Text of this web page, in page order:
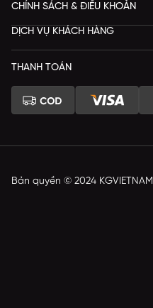
CHÍNH SÁCH & ĐIỀU KHOẢN
DỊCH VỤ KHÁCH HÀNG
THANH TOÁN
Bản quyền © 2024 KGVIETNAM